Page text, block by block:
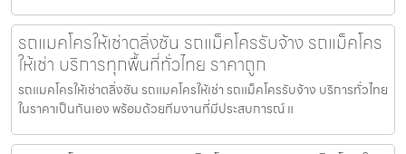
รถแมคโครให้เช่าตลิ่งชัน รถแม็คโครรับจ้าง รถแม็คโคร
ให้เช่า บริการทุกพื้นที่ทั่วไทย ราคาถูก
รถแมคโครให้เช่าตลิ่งชัน รถแมคโครให้เช่า รถแม็คโครรับจ้าง บริการทั่วไทย
ในราคาเป็นกันเอง พร้อมด้วยทีมงานที่มีประสบการณ์ แ